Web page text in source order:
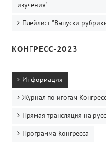
изучения"
Плейлист "Выпуски
КОНГРЕСС-2023
Информация
Журнал по итогам
Прямая трансляция на
Программа Конгресса